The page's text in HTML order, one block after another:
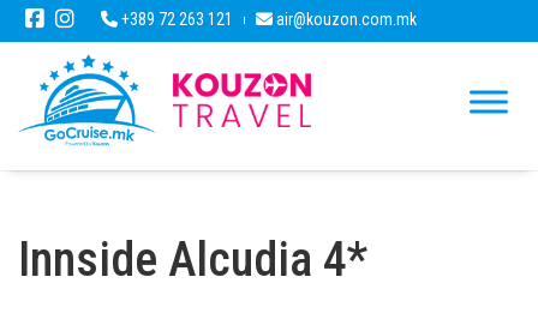
+389 72 263 121 air@kouzon.com.mk
Innside Alcudia 4*